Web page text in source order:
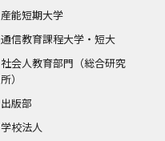
産能短期大学
通信教育課程大学・短大
社会人教育部門（総合研究
所）
出版部
学校法人